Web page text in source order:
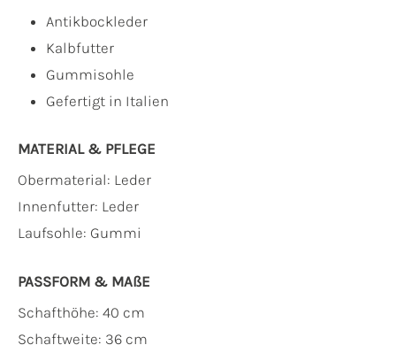
Antikbockleder
Kalbfutter
Gummisohle
Gefertigt in Italien
MATERIAL & PFLEGE
Obermaterial: Leder
Innenfutter: Leder
Laufsohle: Gummi
PASSFORM & MAẞE
Schafthöhe: 40 cm
Schaftweite: 36 cm